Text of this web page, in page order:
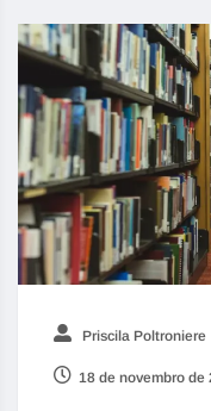
Priscila Poltroniere
18 de novembro de